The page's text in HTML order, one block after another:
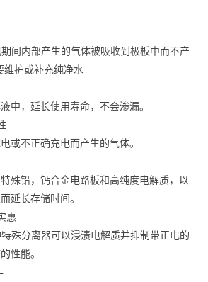
间内部产生的气体被吸收到极板中而不产
维护或补充纯净水
中，延长使用寿命，不会渗漏。
或不正确充电而产生的气体。
殊铅，钙合金电路板和高纯度电解质，以
延长存储时间。
惠
殊分离器可以浸渍电解质并抑制带正电的
性能。